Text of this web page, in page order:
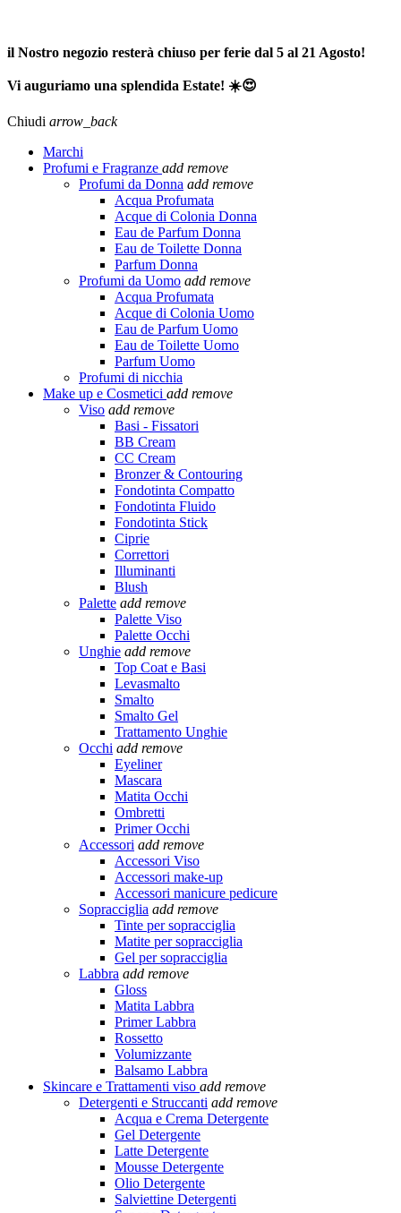
il Nostro negozio resterà chiuso per ferie dal 5 al 21 Agosto!
Vi auguriamo una splendida Estate! ☀️😍
Chiudi arrow_back
Marchi
Profumi e Fragranze add remove
Profumi da Donna add remove
Acqua Profumata
Acque di Colonia Donna
Eau de Parfum Donna
Eau de Toilette Donna
Parfum Donna
Profumi da Uomo add remove
Acqua Profumata
Acque di Colonia Uomo
Eau de Parfum Uomo
Eau de Toilette Uomo
Parfum Uomo
Profumi di nicchia
Make up e Cosmetici add remove
Viso add remove
Basi - Fissatori
BB Cream
CC Cream
Bronzer & Contouring
Fondotinta Compatto
Fondotinta Fluido
Fondotinta Stick
Ciprie
Correttori
Illuminanti
Blush
Palette add remove
Palette Viso
Palette Occhi
Unghie add remove
Top Coat e Basi
Levasmalto
Smalto
Smalto Gel
Trattamento Unghie
Occhi add remove
Eyeliner
Mascara
Matita Occhi
Ombretti
Primer Occhi
Accessori add remove
Accessori Viso
Accessori make-up
Accessori manicure pedicure
Sopracciglia add remove
Tinte per sopracciglia
Matite per sopracciglia
Gel per sopracciglia
Labbra add remove
Gloss
Matita Labbra
Primer Labbra
Rossetto
Volumizzante
Balsamo Labbra
Skincare e Trattamenti viso add remove
Detergenti e Struccanti add remove
Acqua e Crema Detergente
Gel Detergente
Latte Detergente
Mousse Detergente
Olio Detergente
Salviettine Detergenti